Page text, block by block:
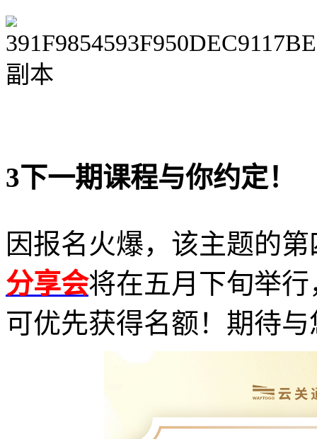
3下一期课程与你约定！
因报名火爆，该主题的第
分享会将在五月下旬举
可优先获得名额！期待